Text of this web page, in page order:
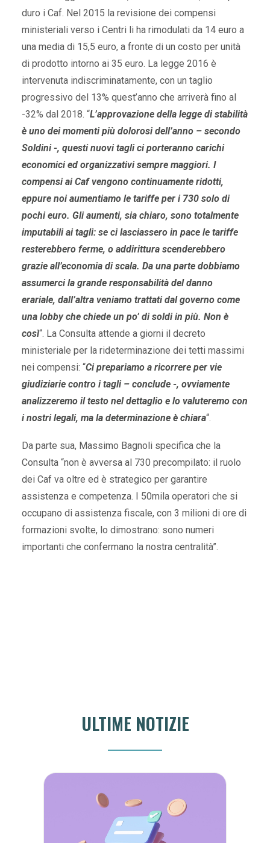
duro i Caf. Nel 2015 la revisione dei compensi
ministeriali verso i Centri li ha rimodulati da 14 euro a
una media di 15,5 euro, a fronte di un costo per unità
di prodotto intorno ai 35 euro. La legge 2016 è
intervenuta indiscriminatamente, con un taglio
progressivo del 13% quest’anno che arriverà fino al
-32% dal 2018. “L’approvazione della legge di stabilità
è uno dei momenti più dolorosi dell’anno – secondo
Soldini -, questi nuovi tagli ci porteranno carichi
economici ed organizzativi sempre maggiori. I
compensi ai Caf vengono continuamente ridotti,
eppure noi aumentiamo le tariffe per i 730 solo di
pochi euro. Gli aumenti, sia chiaro, sono totalmente
imputabili ai tagli: se ci lasciassero in pace le tariffe
resterebbero ferme, o addirittura scenderebbero
grazie all’economia di scala. Da una parte dobbiamo
assumerci la grande responsabilità del danno
erariale, dall’altra veniamo trattati dal governo come
una lobby che chiede un po’ di soldi in più. Non è
così“. La Consulta attende a giorni il decreto
ministeriale per la rideterminazione dei tetti massimi
nei compensi: “Ci prepariamo a ricorrere per vie
giudiziarie contro i tagli – conclude -, ovviamente
analizzeremo il testo nel dettaglio e lo valuteremo con
i nostri legali, ma la determinazione è chiara“.
Da parte sua, Massimo Bagnoli specifica che la
Consulta “non è avversa al 730 precompilato: il ruolo
dei Caf va oltre ed è strategico per garantire
assistenza e competenza. I 50mila operatori che si
occupano di assistenza fiscale, con 3 milioni di ore di
formazioni svolte, lo dimostrano: sono numeri
importanti che confermano la nostra centralità”.
ULTIME NOTIZIE